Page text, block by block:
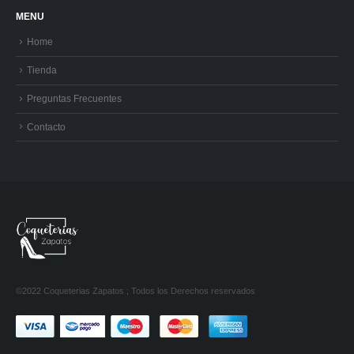
MENU
Home
Tienda
Preguntas Frecuentes
Contacto
©2022 Coqueterias Zapatos ; Todos los Derechos reservados